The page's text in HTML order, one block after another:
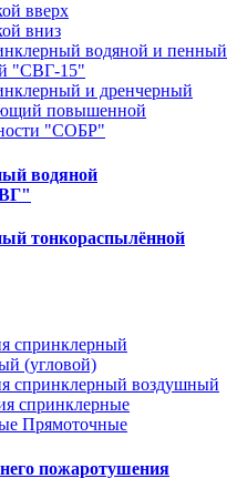
вверх
вниз
водяной и пенный
"СВГ-15"
и дренчерный
повышенной
"СОБР"
водяной
тонкораспылённой
спринклерный
(угловой)
спринклерный воздушный
спринклерные
Прямоточные
пожаротушения